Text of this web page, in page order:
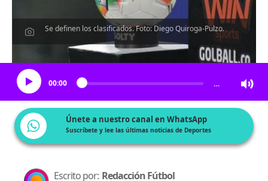
Se definen los clasificados. Foto: Diego Quiroga-Pulzo.
Escucha el artículo
00:00 …
Únete a nuestro canal en WhatsApp
Suscríbete y lee las últimas noticias de Deportes
Escrito por: Redacción Fútbol